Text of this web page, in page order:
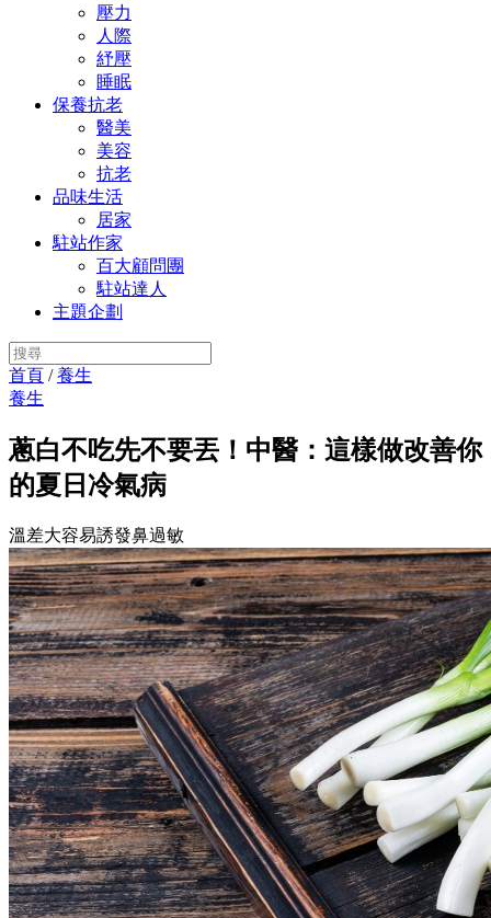
壓力
人際
紓壓
睡眠
保養抗老
醫美
美容
抗老
品味生活
居家
駐站作家
百大顧問團
駐站達人
主題企劃
首頁 /養生
養生
蔥白不吃先不要丟！中醫：這樣做改善你
的夏日冷氣病
溫差大容易誘發鼻過敏